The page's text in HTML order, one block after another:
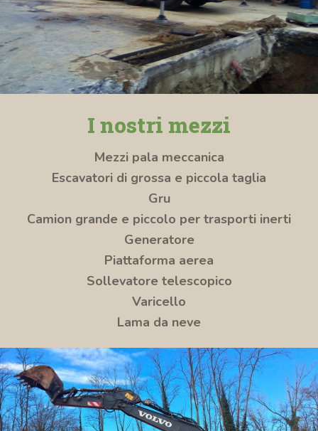
I nostri mezzi
Mezzi pala meccanica
Escavatori di grossa e piccola taglia
Gru
Camion grande e piccolo per trasporti inerti
Generatore
Piattaforma aerea
Sollevatore telescopico
Varicello
Lama da neve